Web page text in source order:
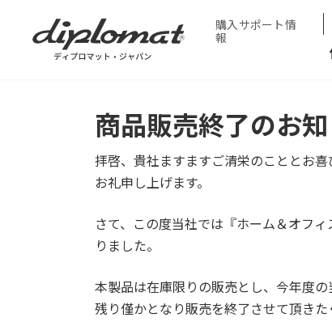
購入サポート情
報
商品販売終了のお
拝啓、貴社ますますご清栄のこととお
お礼申し上げます。
さて、この度当社では『ホーム＆オフ
りました。
本製品は在庫限りの販売とし、今年度
残り僅かとなり販売を終了させて頂きた